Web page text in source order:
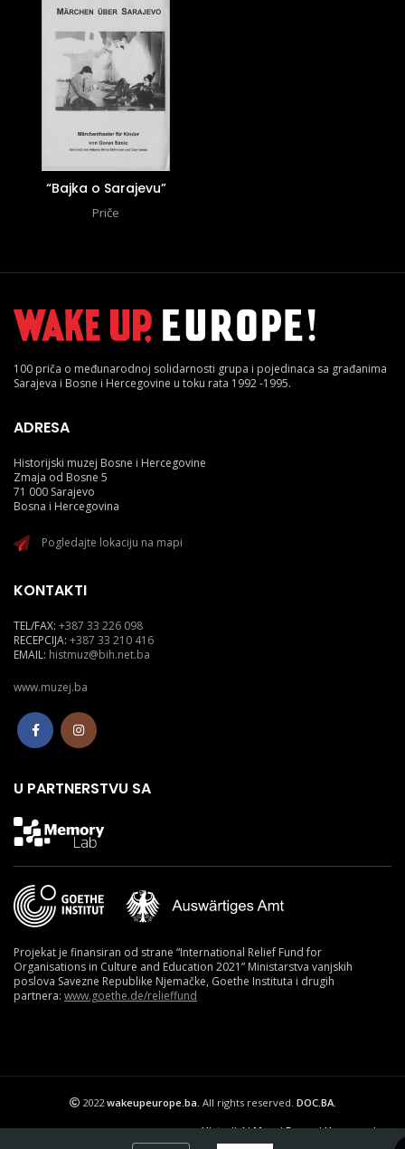
“Bajka o Sarajevu”
Priče
100 priča o međunarodnoj solidarnosti grupa i pojedinaca sa građanima
Sarajeva i Bosne i Hercegovine u toku rata 1992 -1995.
ADRESA
Historijski muzej Bosne i Hercegovine
Zmaja od Bosne 5
71 000 Sarajevo
Bosna i Hercegovina
Pogledajte lokaciju na mapi
KONTAKTI
TEL/FAX: +387 33 226 098
RECEPCIJA: +387 33 210 416
EMAIL: histmuz@bih.net.ba
www.muzej.ba
U PARTNERSTVU SA
Projekat je finansiran od strane “International Relief Fund for
Organisations in Culture and Education 2021” Ministarstva vanjskih
poslova Savezne Republike Njemačke, Goethe Instituta i drugih
partnera: www.goethe.de/relieffund
2022wakeupeurope.ba. All rights reserved. DOC.BA.
Historijski Muzej Bosne i Hercegovine.